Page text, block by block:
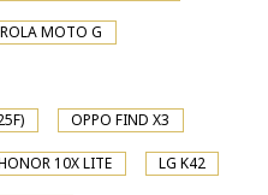
MOTO G
OPPO FIND X3
10X LITE LG K42